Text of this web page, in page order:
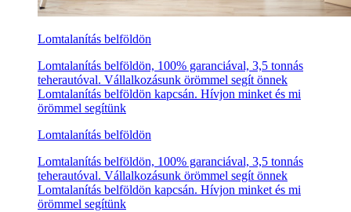
Lomtalanítás belföldön
Lomtalanítás belföldön, 100% garanciával, 3,5 tonnás
teherautóval. Vállalkozásunk örömmel segít önnek
Lomtalanítás belföldön kapcsán. Hívjon minket és mi
örömmel segítünk
Lomtalanítás belföldön
Lomtalanítás belföldön, 100% garanciával, 3,5 tonnás
teherautóval. Vállalkozásunk örömmel segít önnek
Lomtalanítás belföldön kapcsán. Hívjon minket és mi
örömmel segítünk